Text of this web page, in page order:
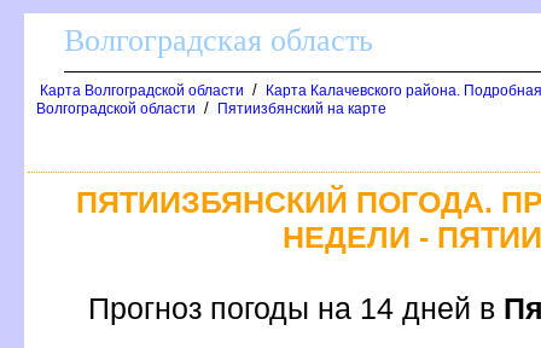
олгоградская область
Карта Волгоградской области /
Карта Калачевского района.
олгоградской области / Пятиизбянский на карте
ПЯТИИЗБЯНСКИЙ ПОГОДА.
НЕДЕЛИ -
Прогноз погоды на 14 дней